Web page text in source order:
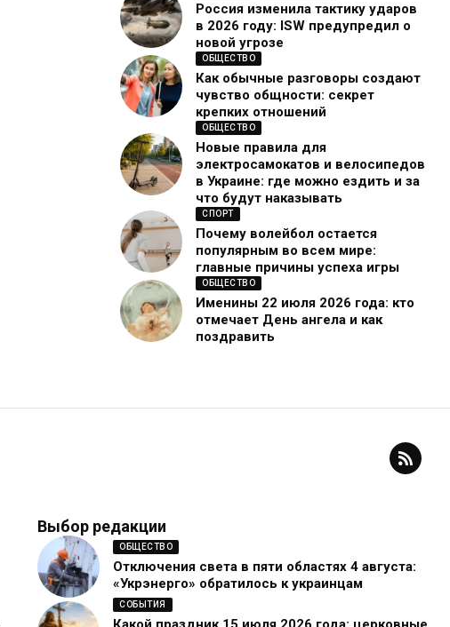
Россия изменила тактику ударов
в 2026 году: ISW предупредил о
новой угрозе
ОБЩЕСТВО
Как обычные разговоры создают
чувство общности: секрет
крепких отношений
ОБЩЕСТВО
Новые правила для
электросамокатов и велосипедов
в Украине: где можно ездить и за
что будут наказывать
СПОРТ
Почему волейбол остается
популярным во всем мире:
главные причины успеха игры
ОБЩЕСТВО
Именины 22 июля 2026 года: кто
отмечает День ангела и как
поздравить
Выбор редакции
ОБЩЕСТВО
Отключения света в пяти областях 4 августа:
«Укрэнерго» обратилось к украинцам
СОБЫТИЯ